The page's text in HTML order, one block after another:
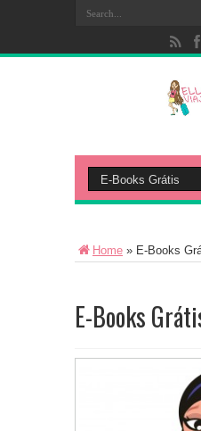
Home » E-Books
E-Books